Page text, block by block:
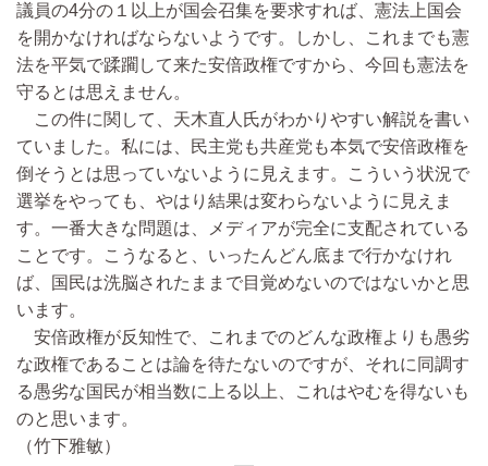
議員の4分の１以上が国会召集を要求すれば、憲法上国会
を開かなければならないようです。しかし、これまでも憲
法を平気で蹂躙して来た安倍政権ですから、今回も憲法を
守るとは思えません。
この件に関して、天木直人氏がわかりやすい解説を書い
ていました。私には、民主党も共産党も本気で安倍政権を
倒そうとは思っていないように見えます。こういう状況で
選挙をやっても、やはり結果は変わらないように見えま
す。一番大きな問題は、メディアが完全に支配されている
ことです。こうなると、いったんどん底まで行かなけれ
ば、国民は洗脳されたままで目覚めないのではないかと思
います。
安倍政権が反知性で、これまでのどんな政権よりも愚劣
な政権であることは論を待たないのですが、それに同調す
る愚劣な国民が相当数に上る以上、これはやむを得ないも
のと思います。
（竹下雅敏）